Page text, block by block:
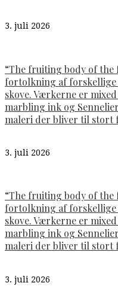
3. juli 2026
“The fruiting body of
fortolkning af forskellige
skove. Værkerne er
marbling ink og
maleri der bliver til stort
3. juli 2026
“The fruiting body of
fortolkning af forskellige
skove. Værkerne er
marbling ink og
maleri der bliver til stort
3. juli 2026